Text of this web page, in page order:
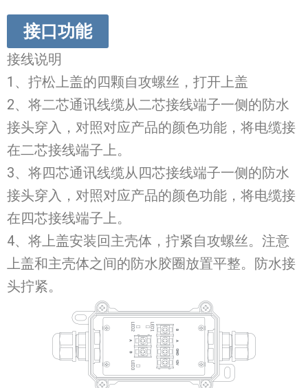
接口功能
接线说明
1、拧松上盖的四颗自攻螺丝，打开上盖
2、将二芯通讯线缆从二芯接线端子一侧的防水
接头穿入，对照对应产品的颜色功能，将电缆接
在二芯接线端子上。
3、将四芯通讯线缆从四芯接线端子一侧的防水
接头穿入，对照对应产品的颜色功能，将电缆接
在四芯接线端子上。
4、将上盖安装回主壳体，拧紧自攻螺丝。注意
上盖和主壳体之间的防水胶圈放置平整。防水接
头拧紧。